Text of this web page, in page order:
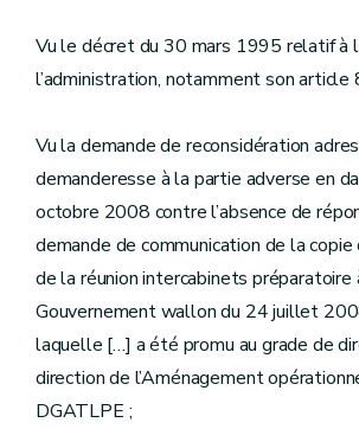
Vu le décret du 30 mars 1995 relatif à
l’administration, notamment son article
Vu la demande de reconsidération
demanderesse à la partie adverse en
octobre 2008 contre l’absence de
demande de communication de la
de la réunion intercabinets préparatoire
Gouvernement wallon du 24 juillet
laquelle […] a été promu au grade de
direction de l’Aménagement
DGATLPE ;